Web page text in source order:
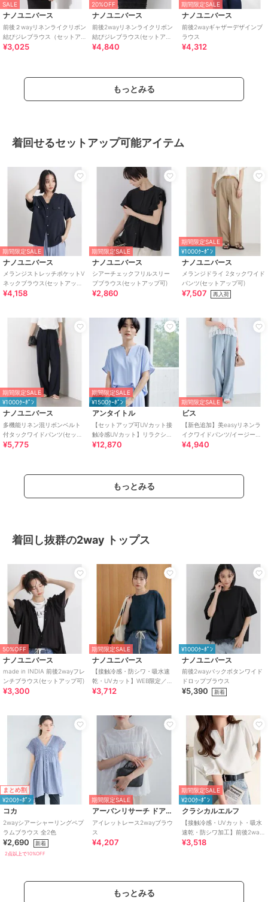
SALE
ナノユニバース
前後２wayリネンライクリボン
結びジレブラウス（セットア
ップ可）
¥3,025
20%OFF
ナノユニバース
前後2wayリネンライクリボン
結びジレブラウス(セットアッ
プ可)
¥4,840
期間限定SALE
ナノユニバース
前後2wayギャザーデザインブ
ラウス
¥4,312
もっとみる
着回せるセットアップ可能アイテム
期間限定SALE
ナノユニバース
メランジストレッチポケットV
ネックブラウス(セットアップ
可)
¥4,158
期間限定SALE
ナノユニバース
シアーチェックフリルスリー
ブブラウス(セットアップ可)
¥2,860
期間限定SALE
¥1000ｸｰﾎﾟﾝ
ナノユニバース
メランジドライ 2タックワイド
パンツ(セットアップ可)
¥7,507 再入荷
期間限定SALE
¥1000ｸｰﾎﾟﾝ
ナノユニバース
多機能リネン混リボンベルト
付タックワイドパンツ(セット
アップ可)
¥5,775
期間限定SALE
¥1500ｸｰﾎﾟﾝ
アンタイトル
【セットアップ可UVカット接
触冷感UVカット】リラクシー
キーVネックブラウス
¥12,870
期間限定SALE
ビス
【新色追加】美easyリネンラ
イクワイドパンツ/イージーケ
ア・接触冷感・セットアップ
¥4,940
もっとみる
着回し抜群の2way トップス
50%OFF
ナノユニバース
made in INDIA 前後2wayフレ
ンチブラウス(セットアップ可)
¥3,300
期間限定SALE
ナノユニバース
【接触冷感・防シワ・吸水速
乾・UVカット】WEB限定／前
後2wayランタンスリーブクル
¥3,712
¥1000ｸｰﾎﾟﾝ
ナノユニバース
前後2wayバックボタンワイド
ドロップブラウス
¥5,390 新着
まとめ割
¥200ｸｰﾎﾟﾝ
コカ
2wayシアーシャーリングペプ
ラムブラウス 全2色
¥2,690 新着
2点以上で10%OFF
期間限定SALE
アーバンリサーチ ドアーズ
アイレットレース2wayブラウ
ス
¥4,207
期間限定SALE
¥200ｸｰﾎﾟﾝ
クラシカルエルフ
【接触冷感・UVカット・吸水
速乾・防シワ加工】前後2way
配色ステッチランタンスリー
¥3,518
もっとみる